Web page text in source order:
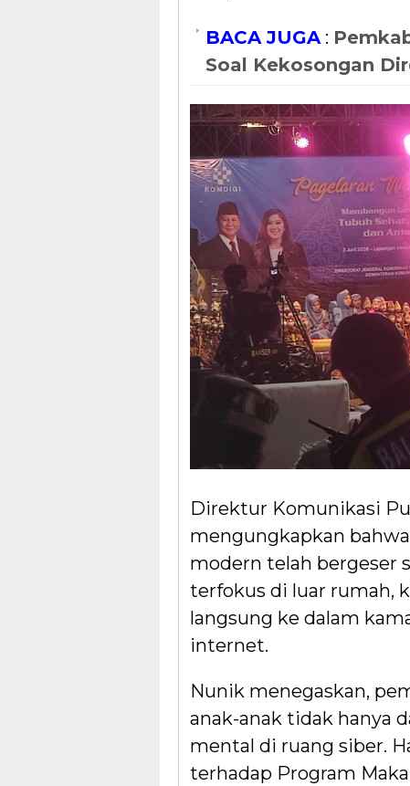
BACA JUGA:
Soal Kekosongan
Direktur Komunikasi
mengungkapkan
modern telah bergeser
terfokus di luar rumah,
langsung ke dalam
internet.
Nunik menegaskan,
anak-anak tidak hanya
mental di ruang siber.
terhadap Program